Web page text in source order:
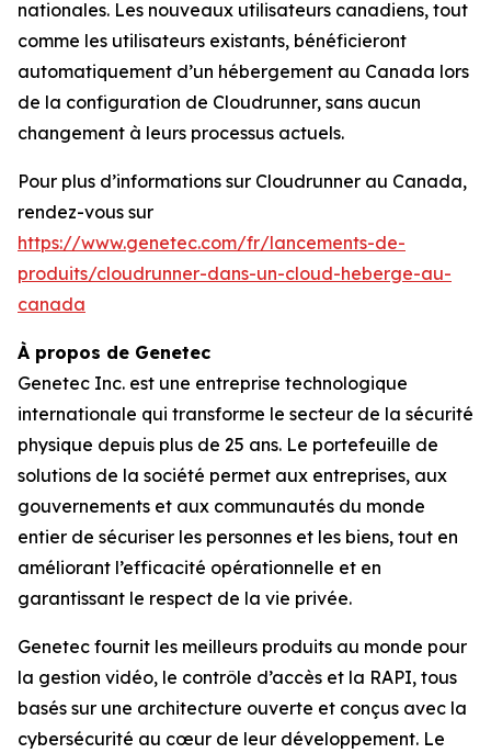
nationales. Les nouveaux utilisateurs canadiens, tout
comme les utilisateurs existants, bénéficieront
automatiquement d’un hébergement au Canada lors
de la configuration de Cloudrunner, sans aucun
changement à leurs processus actuels.
Pour plus d’informations sur Cloudrunner au Canada,
rendez-vous sur
https://www.genetec.com/fr/lancements-de-
produits/cloudrunner-dans-un-cloud-heberge-au-
canada
À propos de Genetec
Genetec Inc. est une entreprise technologique
internationale qui transforme le secteur de la sécurité
physique depuis plus de 25 ans. Le portefeuille de
solutions de la société permet aux entreprises, aux
gouvernements et aux communautés du monde
entier de sécuriser les personnes et les biens, tout en
améliorant l’efficacité opérationnelle et en
garantissant le respect de la vie privée.
Genetec fournit les meilleurs produits au monde pour
la gestion vidéo, le contrôle d’accès et la RAPI, tous
basés sur une architecture ouverte et conçus avec la
cybersécurité au cœur de leur développement. Le